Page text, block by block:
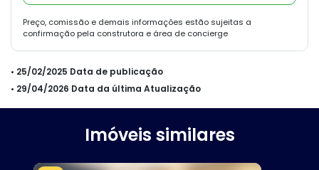
Preço, comissão e demais informações estão sujeitas a
confirmação pela construtora e área de concierge
• 25/02/2025 Data de publicação
• 29/04/2026 Data da última Atualização
Imóveis similares